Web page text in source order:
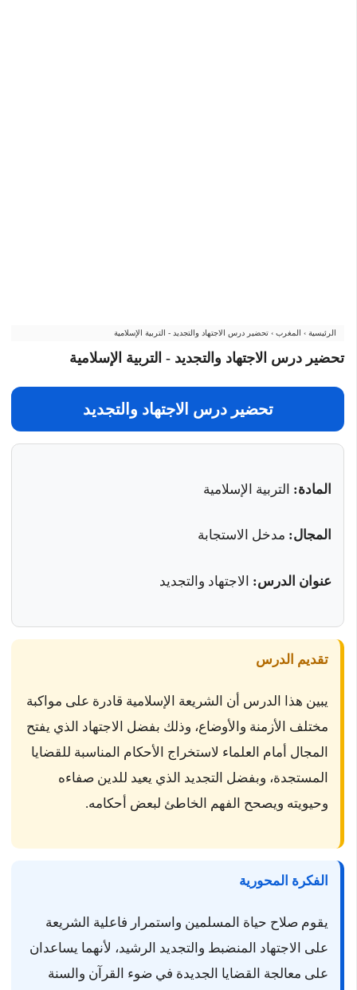
الرئيسية › المغرب › تحضير درس الاجتهاد والتجديد - التربية الإسلامية
تحضير درس الاجتهاد والتجديد - التربية الإسلامية
تحضير درس الاجتهاد والتجديد
المادة: التربية الإسلامية
المجال: مدخل الاستجابة
عنوان الدرس: الاجتهاد والتجديد
تقديم الدرس
يبين هذا الدرس أن الشريعة الإسلامية قادرة على مواكبة
مختلف الأزمنة والأوضاع، وذلك بفضل الاجتهاد الذي يفتح
المجال أمام العلماء لاستخراج الأحكام المناسبة للقضايا
المستجدة، وبفضل التجديد الذي يعيد للدين صفاءه
وحيويته ويصحح الفهم الخاطئ لبعض أحكامه.
الفكرة المحورية
يقوم صلاح حياة المسلمين واستمرار فاعلية الشريعة
على الاجتهاد المنضبط والتجديد الرشيد، لأنهما يساعدان
على معالجة القضايا الجديدة في ضوء القرآن والسنة